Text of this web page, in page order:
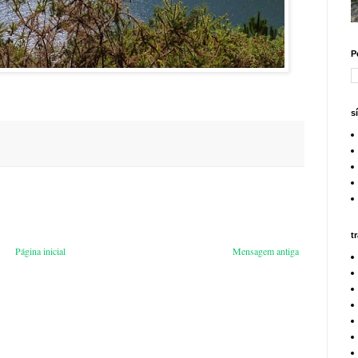
Mensagem antiga
Página inicial